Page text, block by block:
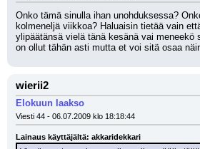
Onko tämä sinulla ihan unohduksessa?
kolmeneljä viikkoa? Haluaisin tietää vain
ylipäätänsä vielä tänä kesänä vai meneekö
on ollut tähän asti mutta et voi sitä osaa
wierii2
Elokuun laakso
Viesti 44 - 06.07.2009 klo 18:18:44
Lainaus käyttäjältä: akkaridekkari